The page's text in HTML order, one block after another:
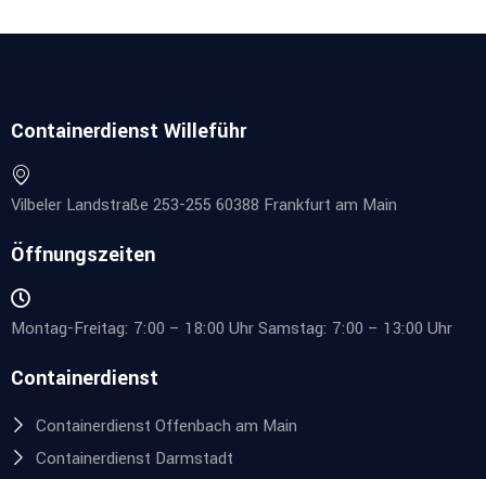
Containerdienst Willeführ
Vilbeler Landstraße 253-255 60388 Frankfurt am Main
Öffnungszeiten
Montag-Freitag: 7:00 – 18:00 Uhr Samstag: 7:00 – 13:00 Uhr
Containerdienst
Containerdienst Offenbach am Main
Containerdienst Darmstadt